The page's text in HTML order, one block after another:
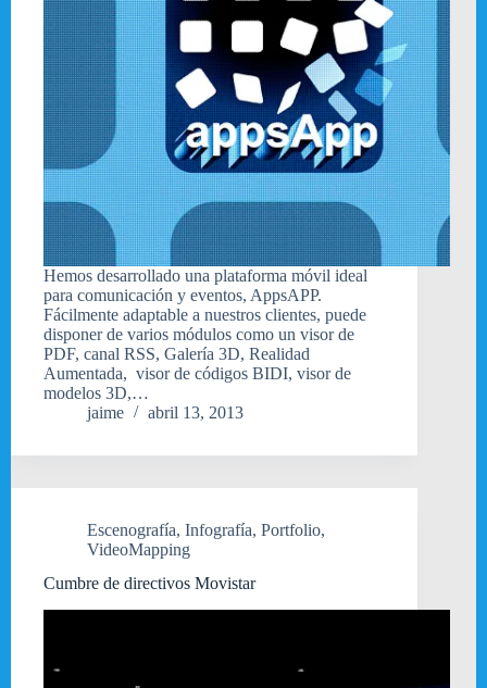
Hemos desarrollado una plataforma móvil ideal
para comunicación y eventos, AppsAPP.
Fácilmente adaptable a nuestros clientes, puede
disponer de varios módulos como un visor de
PDF, canal RSS, Galería 3D, Realidad
Aumentada, visor de códigos BIDI, visor de
modelos 3D,…
jaime
abril 13, 2013
Escenografía, Infografía, Portfolio,
VideoMapping
Cumbre de directivos Movistar